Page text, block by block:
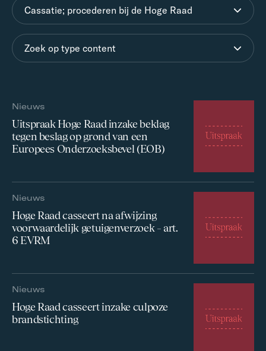
Cassatie; procederen bij de Hoge Raad
Zoek op type content
Nieuws
Uitspraak Hoge Raad inzake beklag
tegen beslag op grond van een
Europees Onderzoeksbevel (EOB)
Nieuws
Hoge Raad casseert na afwijzing
voorwaardelijk getuigenverzoek – art.
6 EVRM
Nieuws
Hoge Raad casseert inzake culpoze
brandstichting